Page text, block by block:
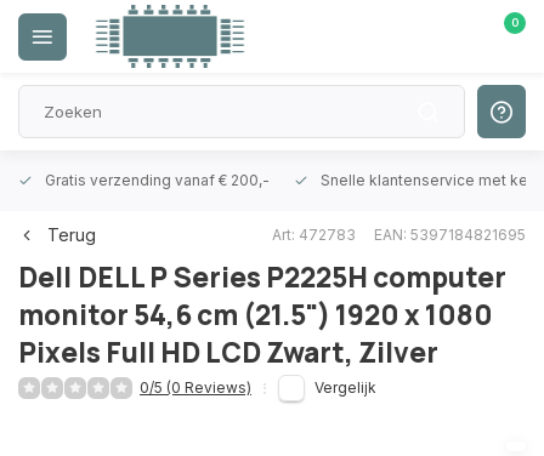
0
Gratis verzending vanaf € 200,- Snelle klantenservice met
Terug Art: 472783 EAN: 5397184821695
Dell DELL P Series P2225H computer
monitor 54,6 cm (21.5") 1920 x 1080
Pixels Full HD LCD Zwart, Zilver
0/5 (0 Reviews) Vergelijk